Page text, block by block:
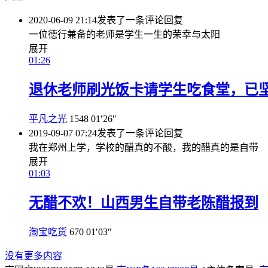
2020-06-09 21:14发表了一条评论回复
一位德行兼备的老师是学生一生的荣幸与太阳
展开
01:26
退休老师刷光饭卡请学生吃食堂，已
平凡之光 1548 01′26″
2019-09-07 07:24发表了一条评论回复
我在郑州上学，学校的醋真的不酸，我的醋真的是自带
展开
01:03
无醋不欢！山西男生自带老陈醋报到
淘宝吃货 670 01′03″
没有更多内容